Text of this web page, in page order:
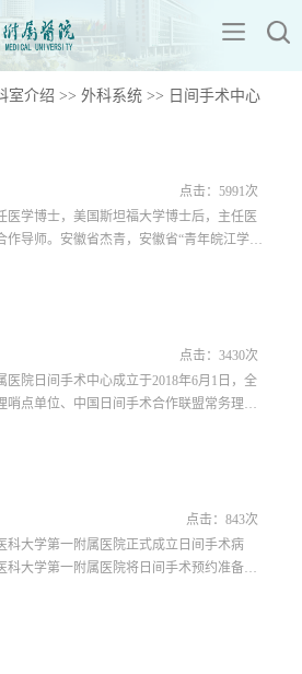
室介绍 >> 外科系统 >> 日间手术中心
点击： 5991次
医学博士，美国斯坦福大学博士后，主任医
作导师。安徽省杰青，安徽省“青年皖江学
控中心常务副主任、安徽省医师协会日间
书...
点击： 3430次
医院日间手术中心成立于2018年6月1日，全
哨点单位、中国日间手术合作联盟常务理事
准备等）、日间手术病房、日间手术室三
质...
点击： 843次
科大学第一附属医院正式成立日间手术病
科大学第一附属医院将日间手术预约准备中
主任委员单位。2023年8月1日，安徽医科